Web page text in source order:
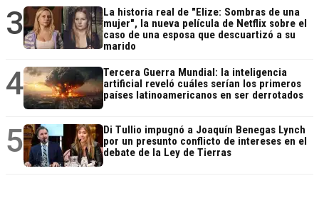
3
La historia real de "Elize: Sombras de una
mujer", la nueva película de Netflix sobre el
caso de una esposa que descuartizó a su
marido
4
Tercera Guerra Mundial: la inteligencia
artificial reveló cuáles serían los primeros
países latinoamericanos en ser derrotados
5
Di Tullio impugnó a Joaquín Benegas Lynch
por un presunto conflicto de intereses en el
debate de la Ley de Tierras